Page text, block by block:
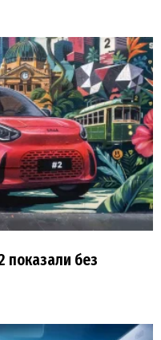
показали без